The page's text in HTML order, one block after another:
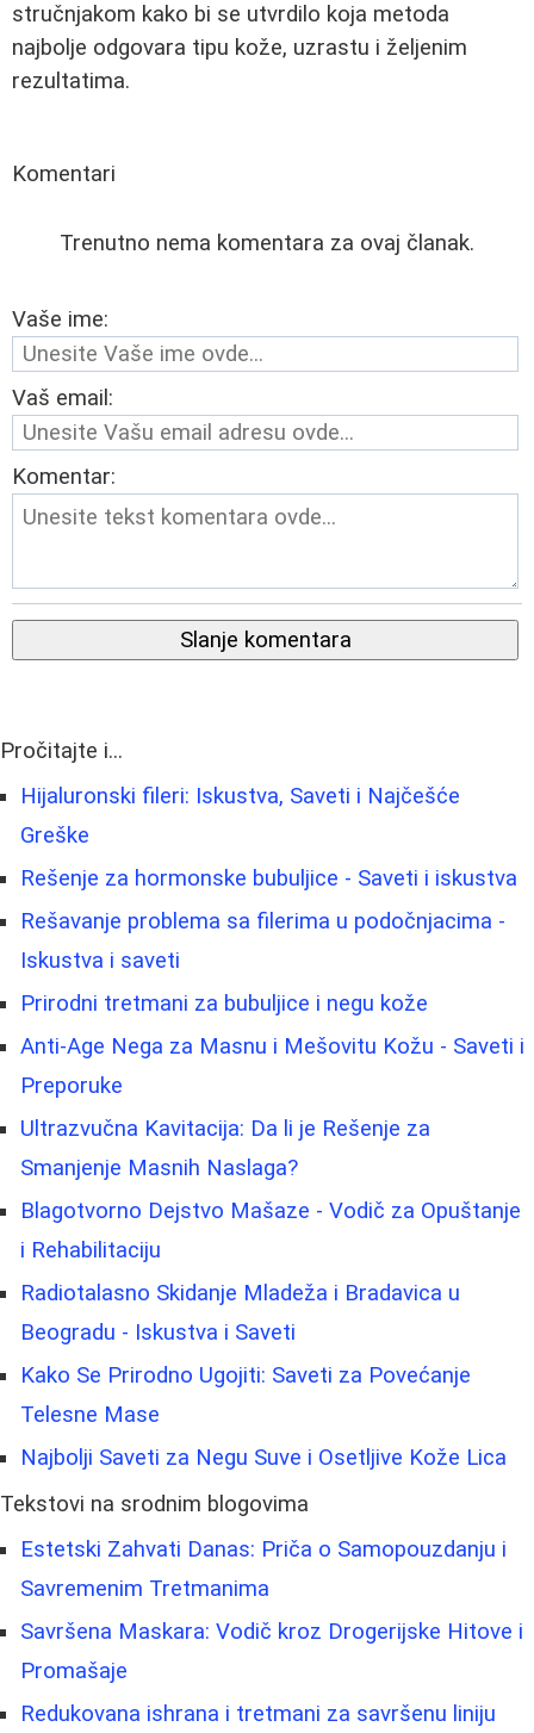
stručnjakom kako bi se utvrdilo koja metoda
najbolje odgovara tipu kože, uzrastu i željenim
rezultatima.
Komentari
Trenutno nema komentara za ovaj članak.
Vaše ime:
Vaš email:
Komentar:
Slanje komentara
Pročitajte i...
Hijaluronski fileri: Iskustva, Saveti i Najčešće
Greške
Rešenje za hormonske bubuljice - Saveti i iskustva
Rešavanje problema sa filerima u podočnjacima -
Iskustva i saveti
Prirodni tretmani za bubuljice i negu kože
Anti-Age Nega za Masnu i Mešovitu Kožu - Saveti i
Preporuke
Ultrazvučna Kavitacija: Da li je Rešenje za
Smanjenje Masnih Naslaga?
Blagotvorno Dejstvo Mašaze - Vodič za Opuštanje
i Rehabilitaciju
Radiotalasno Skidanje Mladeža i Bradavica u
Beogradu - Iskustva i Saveti
Kako Se Prirodno Ugojiti: Saveti za Povećanje
Telesne Mase
Najbolji Saveti za Negu Suve i Osetljive Kože Lica
Tekstovi na srodnim blogovima
Estetski Zahvati Danas: Priča o Samopouzdanju i
Savremenim Tretmanima
Savršena Maskara: Vodič kroz Drogerijske Hitove i
Promašaje
Redukovana ishrana i tretmani za savršenu liniju